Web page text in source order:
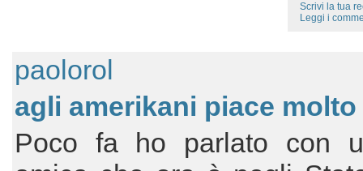
Scrivi la tua
Leggi i
paolorol
agli amerikani piace molto
Poco fa ho parlato con